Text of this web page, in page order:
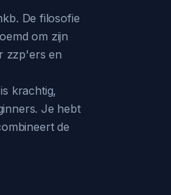
De filosofie
om zijn
zzp'ers en
krachtig,
Je hebt
de